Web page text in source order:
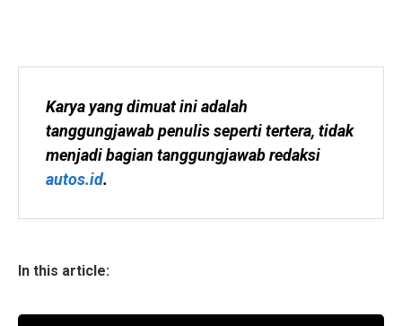
Karya yang dimuat ini adalah
tanggungjawab penulis seperti tertera, tidak
autos.id.
In this article: